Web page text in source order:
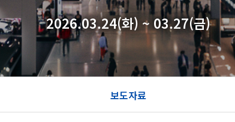
2026.03.24(화) ~ 03.27(금)
보도자료